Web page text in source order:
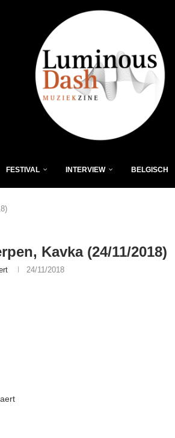
FESTIVAL INTERVIEW BELGISCH
Kavka (24/11/2018)
24/11/2018